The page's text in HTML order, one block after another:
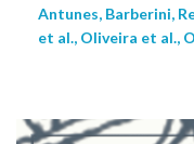
Antunes, Barberini,
et al., Oliveira et al.,